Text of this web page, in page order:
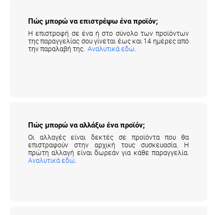
Πώς μπορώ να επιστρέψω ένα προϊόν;
Η επιστροφή σε ένα ή στο σύνολο των προϊόντων
της παραγγελίας σου γίνεται έως και 14 ημέρες από
την παραλαβή της. Αναλυτικά εδώ
Πώς μπορώ να αλλάξω ένα προϊόν;
Οι αλλαγές είναι δεκτές σε προϊόντα που θα
επιστραφούν στην αρχική τους συσκευασία. Η
πρώτη αλλαγή είναι δωρεάν για κάθε παραγγελία.
Αναλυτικά εδώ